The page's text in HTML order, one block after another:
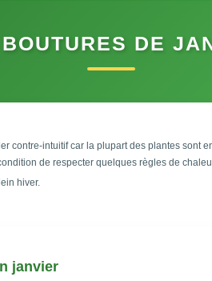
DE
contre-intuitif car la plupart des plantes sont
de respecter quelques règles de
hiver.
janvier